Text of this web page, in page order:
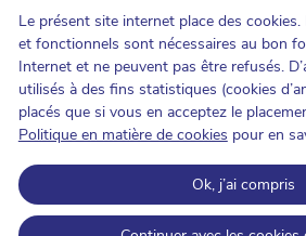
Le présent site internet place des
et fonctionnels sont nécessaires au bon
Internet et ne peuvent pas être refusés.
utilisés à des fins statistiques (cookies
placés que si vous en acceptez le
Politique en matière de cookies pour en
Ok, j’ai compris
Accessibilité
Presse
Cookies
Protection de la vie privée
Conditions d'utilisation et copyrights
Catégorisation de l'information